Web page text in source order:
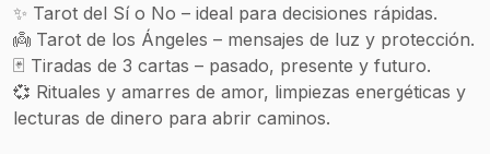
✨ Tarot del Sí o No – ideal para decisiones rápidas.
👼 Tarot de los Ángeles – mensajes de luz y protección.
🃏 Tiradas de 3 cartas – pasado, presente y futuro.
💞 Rituales y amarres de amor, limpiezas energéticas y
lecturas de dinero para abrir caminos.